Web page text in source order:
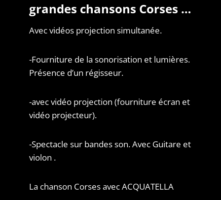
grandes chansons Corses …
Avec vidéos projection simultanée.
-Fourniture de la sonorisation et lumières.
Présence d’un régisseur.
-avec vidéo projection (fourniture écran et
vidéo projecteur).
-Spectacle sur bandes son. Avec Guitare et
violon .
La chanson Corses avec ACQUATELLA